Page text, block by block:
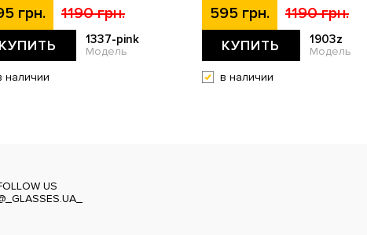
грн. 1190 грн.
КУПИТЬ 1337-pink
Модель
наличии
595 грн. 1190 грн.
КУПИТЬ 1903z
Модель
в наличии
US